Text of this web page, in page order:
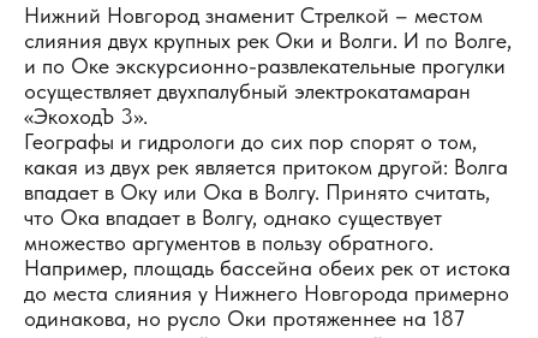
Нижний Новгород знаменит Стрелкой – местом
слияния двух крупных рек Оки и Волги. И по Волге,
и по Оке экскурсионно-развлекательные прогулки
осуществляет двухпалубный электрокатамаран
«ЭкоходЪ 3».
Географы и гидрологи до сих пор спорят о том,
какая из двух рек является притоком другой: Волга
впадает в Оку или Ока в Волгу. Принято считать,
что Ока впадает в Волгу, однако существует
множество аргументов в пользу обратного.
Например, площадь бассейна обеих рек от истока
до места слияния у Нижнего Новгорода примерно
одинакова, но русло Оки протяженнее на 187